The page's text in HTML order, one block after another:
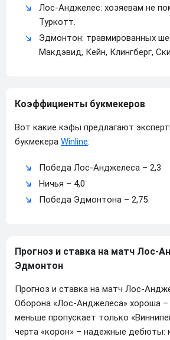
Лос-Анджелес: хозяевам не
Туркотт.
Эдмонтон: травмированных
Макдэвид, Кейн, Клингберг,
Коэффициенты букмекеров
Вот какие кэфы предлагают
букмекера Winline:
Победа Лос-Анджелеса – 2,3
Ничья – 4,0
Победа Эдмонтона – 2,75
Прогноз и ставка на матч Лос-
Эдмонтон
Прогноз и ставка на матч Лос-
Оборона «Лос-Анджелеса» хороша –
меньше пропускает только
черта «корон» – надежные дебюты: